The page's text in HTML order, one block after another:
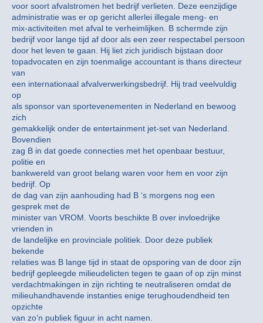
voor soort afvalstromen het bedrijf verlieten. Deze eenzijdige
administratie was er op gericht allerlei illegale meng- en
mix-activiteiten met afval te verheimlijken. B schermde zijn
bedrijf voor lange tijd af door als een zeer respectabel persoon
door het leven te gaan. Hij liet zich juridisch bijstaan door
topadvocaten en zijn toenmalige accountant is thans directeur
van
een internationaal afvalverwerkingsbedrijf. Hij trad veelvuldig
op
als sponsor van sportevenementen in Nederland en bewoog
zich
gemakkelijk onder de entertainment jet-set van Nederland.
Bovendien
zag B in dat goede connecties met het openbaar bestuur,
politie en
bankwereld van groot belang waren voor hem en voor zijn
bedrijf. Op
de dag van zijn aanhouding had B ‘s morgens nog een
gesprek met de
minister van VROM. Voorts beschikte B over invloedrijke
vrienden in
de landelijke en provinciale politiek. Door deze publiek
bekende
relaties was B lange tijd in staat de opsporing van de door zijn
bedrijf gepleegde milieudelicten tegen te gaan of op zijn minst
verdachtmakingen in zijn richting te neutraliseren omdat de
milieuhandhavende instanties enige terughoudendheid ten
opzichte
van zo’n publiek figuur in acht namen.